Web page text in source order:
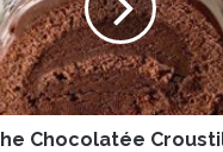
Chocolatée